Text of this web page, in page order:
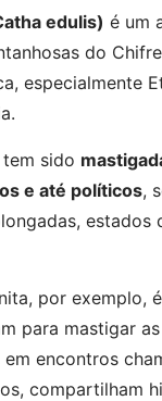
edulis) é um
do
especialmente
sido
e até políticos,
estados
por exemplo,
para mastigar
encontros
compartilham